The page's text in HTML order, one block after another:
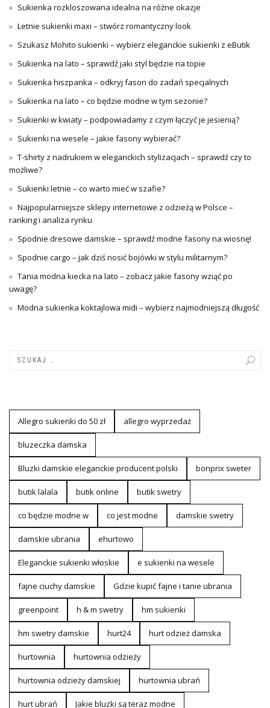
Sukienka rozkloszowana idealna na różne okazje
Letnie sukienki maxi – stwórz romantyczny look
Szukasz Mohito sukienki – wybierz eleganckie sukienki z eButik
Sukienka na lato – sprawdź jaki styl będzie na topie
Sukienka hiszpanka – odkryj fason do zadań specjalnych
Sukienka na lato – co będzie modne w tym sezonie?
Sukienki w kwiaty – podpowiadamy z czym łączyć je jesienią?
Sukienki na wesele – jakie fasony wybierać?
T-shirty z nadrukiem w eleganckich stylizacjach – sprawdź czy to
możliwe?
Sukienki letnie – co warto mieć w szafie?
Najpopularniejsze sklepy internetowe z odzieżą w Polsce –
ranking i analiza rynku
Spodnie dresowe damskie – sprawdź modne fasony na wiosnę!
Spodnie cargo – jak dziś nosić bojówki w stylu militarnym?
Tania modna kiecka na lato – zobacz jakie fasony wziąć po
uwagę?
Modna sukienka koktajlowa midi – wybierz najmodniejszą długość
Allegro sukienki do 50 zł allegro wyprzedaż
bluzeczka damska
Bluzki damskie eleganckie producent polski bonprix sweter
butik lalala butik online butik swetry
co będzie modne w co jest modne damskie swetry
damskie ubrania ehurtowo
Eleganckie sukienki włoskie e sukienki na wesele
fajne ciuchy damskie Gdzie kupić fajne i tanie ubrania
greenpoint h & m swetry hm sukienki
hm swetry damskie hurt24 hurt odzież damska
hurtownia hurtownia odzieży
hurtownia odzieży damskiej hurtownia ubrań
hurt ubrań Jakie bluzki są teraz modne